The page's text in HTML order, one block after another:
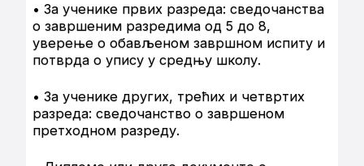
• За ученике првих разреда: сведочанства
о завршеним разредима од 5 до 8,
уверење о обављеном завршном испиту и
потврда о упису у средњу школу.
• За ученике других, трећих и четвртих
разреда: сведочанство о завршеном
претходном разреду.